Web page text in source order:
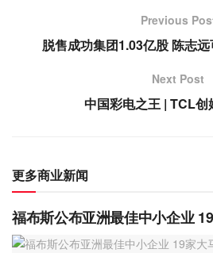
Previous
脱售成功集团1.03亿股 陈志
Next Post
中国彩电之王 | TCL创
更多商业新闻
福布斯公布亚洲最佳中小企业